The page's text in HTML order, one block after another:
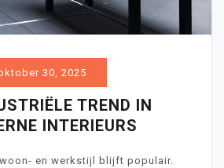
30, 2025
TREND IN
INTERIEURS
en werkstijl blijft populair.